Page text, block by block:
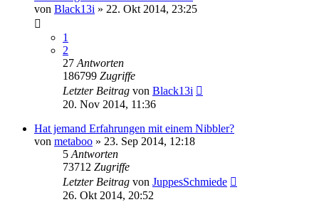
von Black13i » 22. Okt 2014, 23:25
1
2
27 Antworten
186799 Zugriffe
Letzter Beitrag von Black13i
20. Nov 2014, 11:36
Hat jemand Erfahrungen mit einem Nibbler?
von metaboo » 23. Sep 2014, 12:18
5 Antworten
73712 Zugriffe
Letzter Beitrag von JuppesSchmiede
26. Okt 2014, 20:52